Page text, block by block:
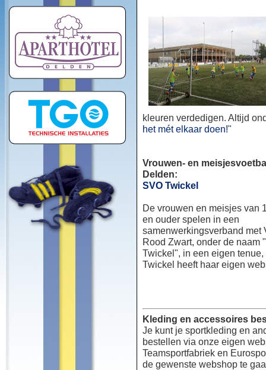
kleuren verdedigen. Altijd
het mét elkaar doen!"
Vrouwen- en
Delden:
SVO Twickel
De vrouwen en meisjes van
en ouder spelen in een
samenwerkingsverband met
Rood Zwart, onder de naam
Twickel", in een eigen
Twickel heeft haar eigen
Kleding en accessoires
Je kunt je sportkleding en
bestellen via onze eigen
Teamsportfabriek en
de gewenste webshop te